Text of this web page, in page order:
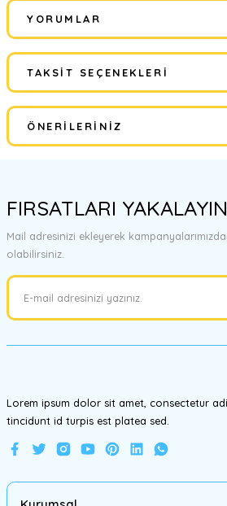
YORUMLAR
Bu ürüne ilk yorumu siz
Yorum Yaz
TAKSIT SEÇENEKLERI
ÖNERILERINIZ
tarafımıza iletebilirsiniz.
Görüş ve önerileriniz için teşekkür ederiz.
Ürün resmi kalitesiz, bozuk veya
Ürün bilgilerinde hatalar bulunuyor.
FIRSATLARI
Mail adresinizi ekleyerek
olabilirsiniz.
Lorem ipsum dolor sit amet, consectetur
tincidunt id turpis est platea sed.